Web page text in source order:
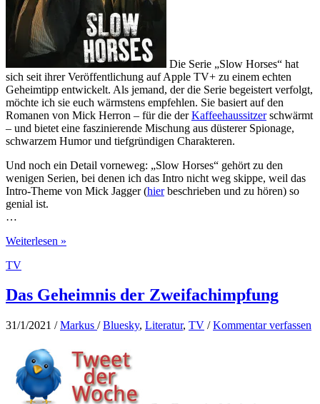
Die Serie „Slow Horses“ hat
sich seit ihrer Veröffentlichung auf Apple TV+ zu einem echten
Geheimtipp entwickelt. Als jemand, der die Serie begeistert verfolgt,
möchte ich sie euch wärmstens empfehlen. Sie basiert auf den
Romanen von Mick Herron – für die derKaffeehaussitzerschwärmt
– und bietet eine faszinierende Mischung aus düsterer Spionage,
schwarzem Humor und tiefgründigen Charakteren.
Und noch ein Detail vorneweg: „Slow Horses“ gehört zu den
wenigen Serien, bei denen ich das Intro nicht weg skippe, weil das
Intro-Theme von Mick Jagger (hierbeschrieben und zu hören) so
genial ist.
…
Serienempfehlung:
Horses:
packender
Spionage-
mit
Charme
Weiterlesen »
TV
Das Geheimnis der Zweifachimpfung
31/1/2021 /Markus /Bluesky, Literatur, TV /Kommentar verfassen